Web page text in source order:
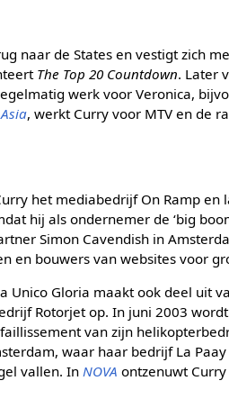
naar de States en vestigt zich
The Top 20 Countdown. Later
werk voor Veronica,
, werkt Curry voor MTV en de
het mediabedrijf On Ramp
hij als ondernemer de ‘big
Simon Cavendish in
en bouwers van websites voor
Unico Gloria maakt ook deel uit
Rotorjet op. In juni 2003
van zijn
waar haar bedrijf La
vallen. InNOVA ontzenuwt